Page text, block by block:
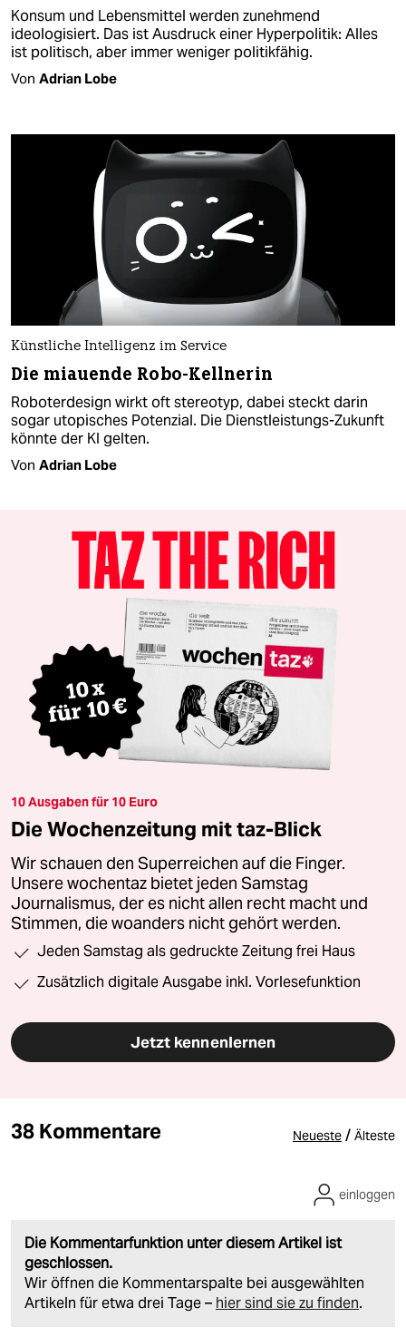
Konsum und Lebensmittel werden zunehmend
ideologisiert. Das ist Ausdruck einer Hyperpolitik: Alles
ist politisch, aber immer weniger politikfähig.
Von Adrian Lobe
Künstliche Intelligenz im Service
Die miauende Robo-Kellnerin
Roboterdesign wirkt oft stereotyp, dabei steckt darin
sogar utopisches Potenzial. Die Dienstleistungs-Zukunft
könnte der KI gelten.
Von Adrian Lobe
10 Ausgaben für 10 Euro
Die Wochenzeitung mit taz-Blick
Wir schauen den Superreichen auf die Finger.
Unsere wochentaz bietet jeden Samstag
Journalismus, der es nicht allen recht macht und
Stimmen, die woanders nicht gehört werden.
Jeden Samstag als gedruckte Zeitung frei Haus
Zusätzlich digitale Ausgabe inkl. Vorlesefunktion
Jetzt kennenlernen
38 Kommentare Neueste / Älteste
Die Kommentarfunktion unter diesem Artikel ist
geschlossen.
Wir öffnen die Kommentarspalte bei ausgewählten
Artikeln für etwa drei Tage – hier sind sie zu finden.
einloggen